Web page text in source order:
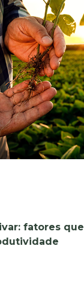
fatores que